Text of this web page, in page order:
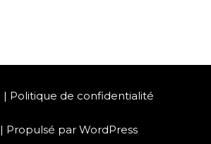
| Politique de confidentialité
| Propulsé par WordPress